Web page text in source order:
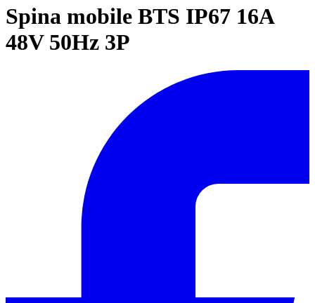
Spina mobile BTS IP67 16A
48V 50Hz 3P